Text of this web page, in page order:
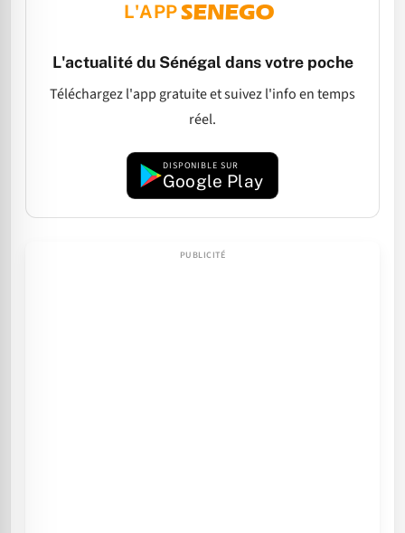
L'APP
L'actualité du Sénégal dans votre poche
Téléchargez l'app gratuite et suivez l'info en temps
réel.
DISPONIBLE SUR
Google Play